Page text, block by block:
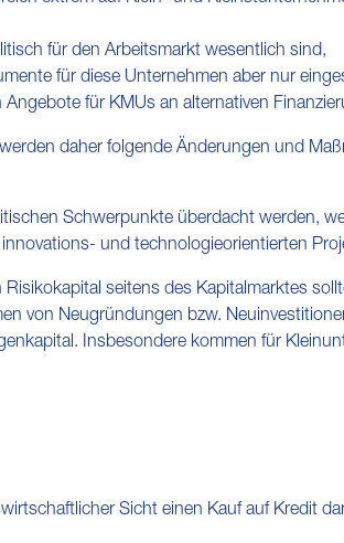
für den Arbeitsmarkt wesentlich sind,
für diese Unternehmen aber nur
für KMUs an alternativen
daher folgende Änderungen und
Schwerpunkte überdacht werden,
und technologieorientierten
seitens des Kapitalmarktes
von Neugründungen bzw.
Insbesondere kommen für
Sicht einen Kauf auf Kredit